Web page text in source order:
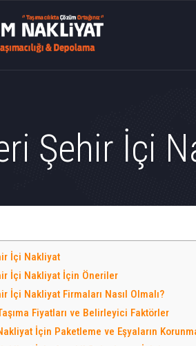
Şehir İçi
İçi Nakliyat
İçi Nakliyat İçin Öneriler
İçi Nakliyat Firmaları Nasıl Olmalı?
Fiyatları ve Belirleyici Faktörler
İçin Paketleme ve Eşyaların